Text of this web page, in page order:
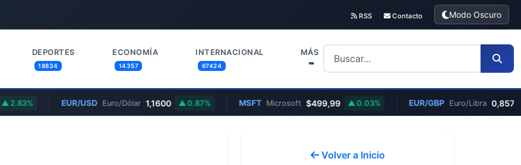
RSS Contacto Modo Oscuro
DEPORTES
18834
ECONOMÍA
14357
INTERNACIONAL
67424
MÁS
2.83% EUR/USD Euro/Dólar 1,1600 0.87% MSFT Microsoft $499,99 0.03% EUR/GBP Euro/Libra 0,8570 —
Volver a Inicio